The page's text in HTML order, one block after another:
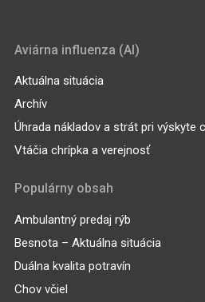
Aviárna influenza (AI)
Aktuálna situácia
Archív
Úhrada nákladov a strát pri výskyte
Vtáčia chrípka a verejnosť
Populárny obsah
Ambulantný predaj rýb
Besnota – Aktuálna situácia
Duálna kvalita potravín
Chov včiel